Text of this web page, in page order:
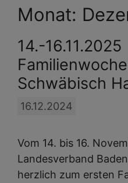
Monat:
14.-16.11.2025
Schwäbisch
16.12.2024
Vom 14. bis 16.
Landesverband
herzlich zum ersten